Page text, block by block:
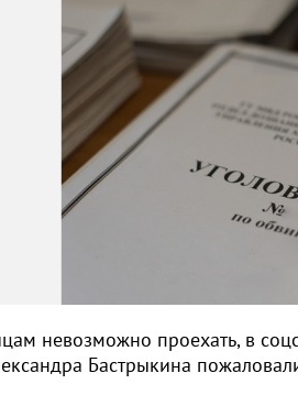
невозможно проехать, в
Бастрыкина